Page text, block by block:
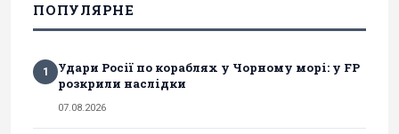
ПОПУЛЯРНЕ
1
Удари Росії по кораблях у Чорному морі: у FP
розкрили наслідки
07.08.2026